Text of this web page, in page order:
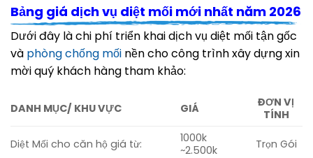
Bảng giá dịch vụ diệt mối mới nhất năm 2026
Dưới đây là chi phí triển khai dịch vụ diệt mối tận gốc
và phòng chống mối nền cho công trình xây dựng xin
mời quý khách hàng tham khảo:
DANH MỤC/ KHU VỰC GIÁ
ĐƠN VỊ
TÍNH
Diệt Mối cho căn hộ giá từ:
1000k
~2.500k
Trọn Gói